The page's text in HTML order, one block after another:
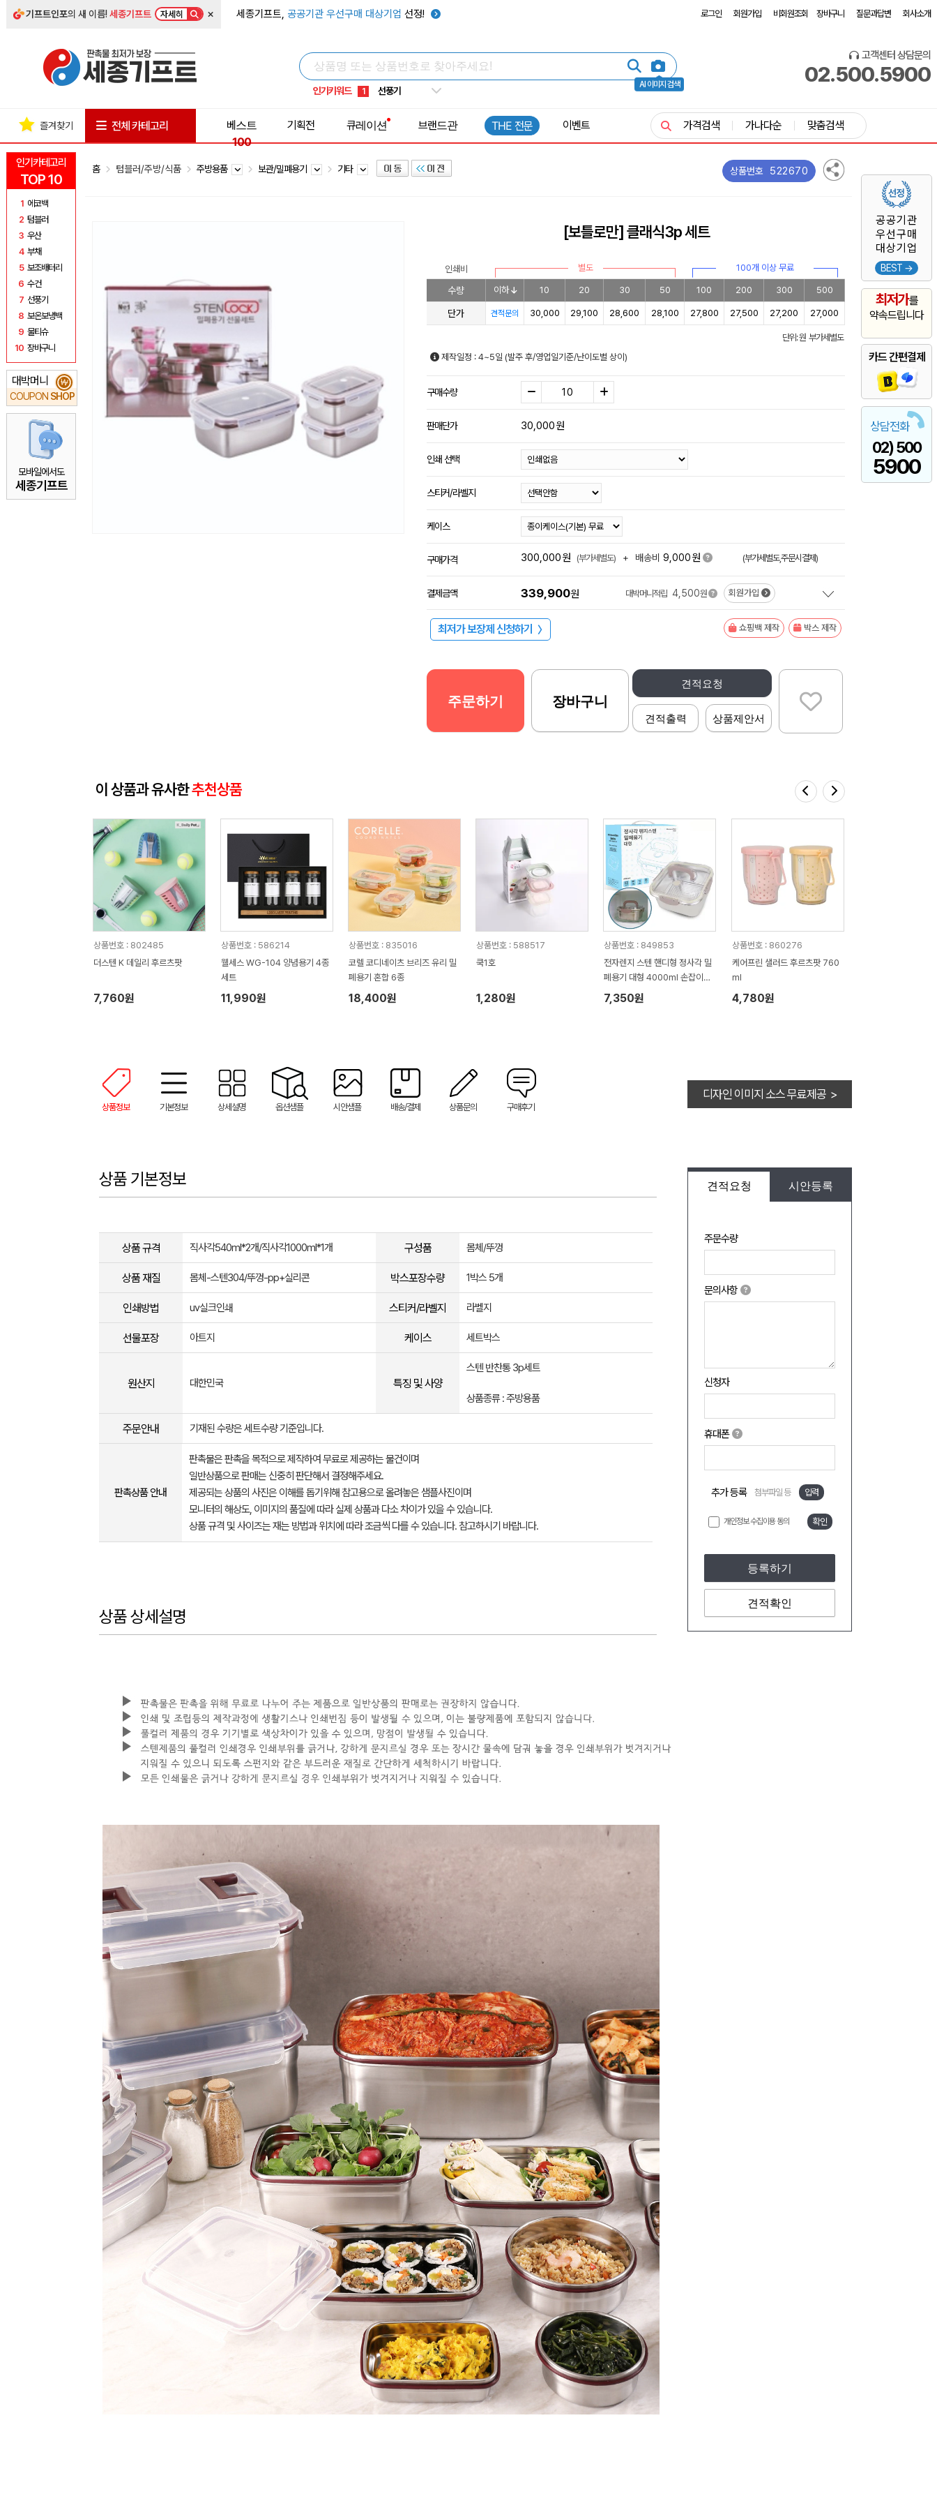
기프트인포의 새 이름!세종기프트 자세히 × 세종기프트, 공공기관 우선구매 대상기업 선정! 로그인 회원가입 비회원조회 장바구니 질문과답변 회사소개
AI 이미지 검색
인기키워드
1 선풍기
2 부채
4 보온보냉백
6 우산
고객센터 상담문의
02.500.5900
인기카테고리
TOP 10
1 에코백
2 텀블러
3 우산
4 부채
5 보조배터리
6 수건
7 선풍기
8 보온보냉백
9 물티슈
10 장바구니
대박머니
COUPON SHOP
₩
모바일에서도
세종기프트
공공기관
우선구매
대상기업
BEST →
최저가를
약속드립니다
카드 간편결제
상담전화
02) 500
5900
즐겨찾기 전체 카테고리
베스트
100
기획전 큐레이션 브랜드관 THE 전문 이벤트 가격검색 가나다순 맞춤검색
홈 텀블러/주방/식품 주방용품 보관/밀폐용기 기타 상품번호 522670
[보틀로만] 클래식3p 세트
인쇄비 별도 100개 이상 무료
수량 이하 10 20 30 50 100 200 300 500
단가 견적문의 30,000 29,100 28,600 28,100 27,800 27,500 27,200 27,000
단위: 원 부가세별도
제작일정 : 4~5일 (발주 후/영업일기준/난이도별 상이)
구매수량
판매단가 30,000원
인쇄 선택
스티커/라벨지
케이스
구매가격 300,000원 (부가세별도) + 배송비 9,000원 (부가세별도,주문시결제)
결제금액 339,900원 대박머니적립 4,500원 회원가입
최저가 보장제 신청하기 〉 쇼핑백 제작 박스 제작
견적요청
견적출력 상품제안서
주문하기 장바구니
이 상품과 유사한추천상품
상품번호 : 802485
더스텐 K 데일리 후르츠팟
7,760원
상품번호 : 586214
웰세스 WG-104 양념용기 4종
세트
11,990원
상품번호 : 835016
코렐 코디네이츠 브리즈 유리 밀
폐용기 혼합 6종
18,400원
상품번호 : 588517
쿡1호
1,280원
상품번호 : 849853
전자렌지 스텐 핸디형 정사각 밀
폐용기 대형 4000ml 손잡이케
이스포함
7,350원
상품번호 : 860276
케어프린 샐러드 후르츠팟 760
ml
4,780원
상품정보 기본정보 상세설명 옵션샘플 시안샘플 배송/결제 상품문의 구매후기
디자인 이미지 소스 무료제공 >
견적요청 시안등록
주문수량
문의사항
신청자
휴대폰
추가 등록 첨부파일 등 입력
개인정보 수집이용 동의 확인
등록하기
견적확인
상품 기본정보
상품 규격 직사각540ml*2개/직사각1000ml*1개 구성품 몸체/뚜껑
상품 재질 몸체-스텐304/뚜껑-pp+실리콘 박스포장수량 1박스 5개
인쇄방법 uv실크인쇄 스티커/라벨지 라벨지
선물포장 아트지 케이스 세트박스
원산지 대한민국 특징 및 사양
스텐 반찬통 3p세트
상품종류 : 주방용품
주문안내 기재된 수량은 세트수량 기준입니다.
판촉상품 안내
판촉물은 판촉을 목적으로 제작하여 무료로 제공하는 물건이며
일반상품으로 판매는 신중히 판단해서 결정해주세요.
제공되는 상품의 사진은 이해를 돕기위해 참고용으로 올려놓은 샘플사진이며
모니터의 해상도, 이미지의 품질에 따라 실제 상품과 다소 차이가 있을 수 있습니다.
상품 규격 및 사이즈는 재는 방법과 위치에 따라 조금씩 다를 수 있습니다. 참고하시기 바랍니다.
상품 상세설명